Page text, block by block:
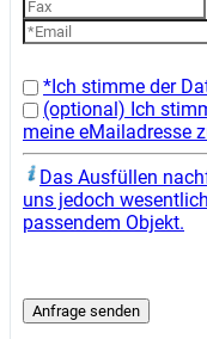
*Ich stimme der
(optional) Ich
meine eMailadresse
Das Ausfüllen
uns jedoch
passendem Objekt.